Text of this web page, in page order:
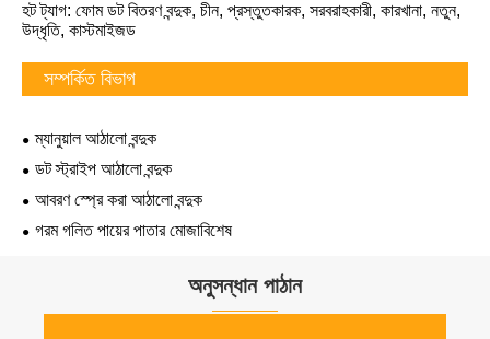
হট ট্যাগ: ফোম ডট বিতরণ বন্দুক, চীন, প্রস্তুতকারক, সরবরাহকারী, কারখানা, নতুন,
উদ্ধৃতি, কাস্টমাইজড
সম্পর্কিত বিভাগ
ম্যানুয়াল আঠালো বন্দুক
ডট স্ট্রাইপ আঠালো বন্দুক
আবরণ স্প্রে করা আঠালো বন্দুক
গরম গলিত পায়ের পাতার মোজাবিশেষ
অনুসন্ধান পাঠান